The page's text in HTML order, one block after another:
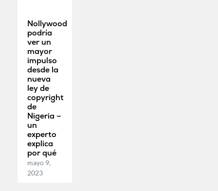
Nollywood
podría
ver un
mayor
impulso
desde la
nueva
ley de
copyright
de
Nigeria –
un
experto
explica
por qué
mayo 9,
2023